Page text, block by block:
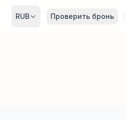
RUB Проверить бронь